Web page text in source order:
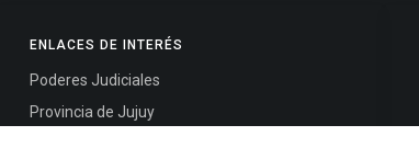
ENLACES DE INTERÉS
Poderes Judiciales
Provincia de Jujuy